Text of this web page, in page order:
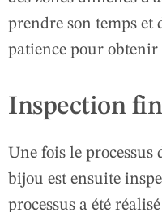
prendre son temps et
patience pour
Inspection
Une fois le processus
bijou est ensuite
processus a été